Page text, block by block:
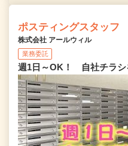
ポスティングスタッフ
株式会社 アールウィル
業務委託
週1日～OK！ 自社チラシ